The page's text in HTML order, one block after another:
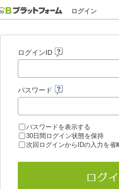
ログイン
ログインID
パスワード
パスワードを表示する
30日間ログイン状態を保持
次回ログインからIDの入力を省